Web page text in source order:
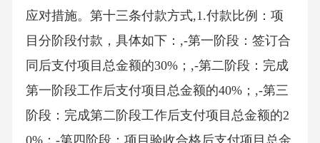
应对措施。第十三条付款方式,1.付款比例：项
目分阶段付款，具体如下：,-第一阶段：签订合
同后支付项目总金额的30%；,-第二阶段：完成
第一阶段工作后支付项目总金额的40%；,-第三
阶段：完成第二阶段工作后支付项目总金额的2